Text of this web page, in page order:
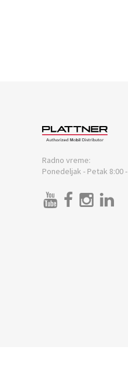
Radno vreme:
Ponedeljak - Petak 8:00